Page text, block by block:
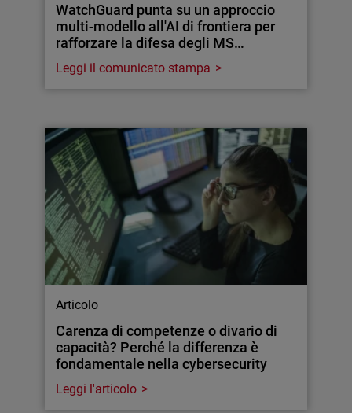
WatchGuard punta su un approccio
multi-modello all'AI di frontiera per
rafforzare la difesa degli MS…
Leggi il comunicato stampa
Articolo
Carenza di competenze o divario di
capacità? Perché la differenza è
fondamentale nella cybersecurity
Leggi l'articolo